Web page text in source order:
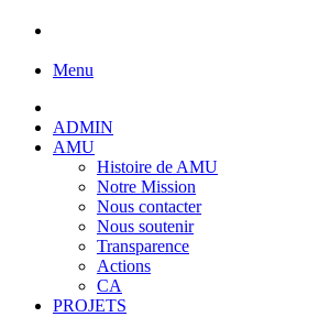
Menu
ADMIN
AMU
Histoire de AMU
Notre Mission
Nous contacter
Nous soutenir
Transparence
Actions
CA
PROJETS